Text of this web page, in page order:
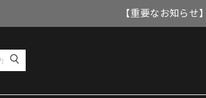
【重要なお知ら